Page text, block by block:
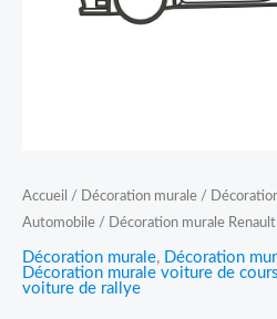
Accueil / Décoration murale /
Automobile / Décoration murale
Décoration murale, Décoration
Décoration murale voiture de
voiture de rallye